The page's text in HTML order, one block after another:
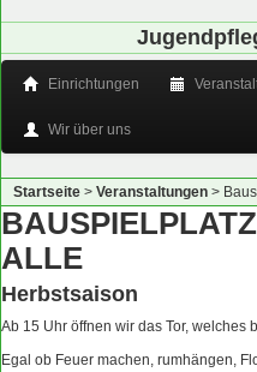
Einrichtungen
Wir über uns
Startseite > Veranstaltungen >
ALLE
Herbstsaison
Ab 15 Uhr öffnen wir das Tor, welches
Egal ob Feuer machen, rumhängen,